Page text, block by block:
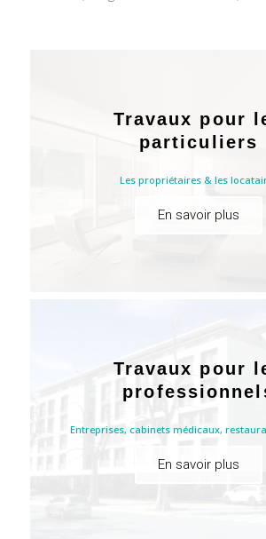
Travaux pour
particuliers
Les propriétaires & les
En savoir plus
Travaux pour
Entreprises, cabinets médicaux,
En savoir plus